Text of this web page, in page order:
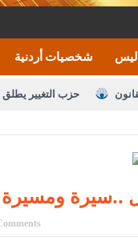
شخصيات أردنية
حزب التغيير
الوصاية الهاشمية
مع الإعلام
المكلفين بخدمة العلم
..سيرة ومسيرة